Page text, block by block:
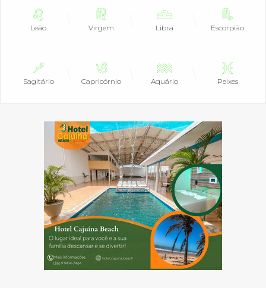
Leão Virgem Libra Escorpião
Sagitário Capricórnio Aquário Peixes